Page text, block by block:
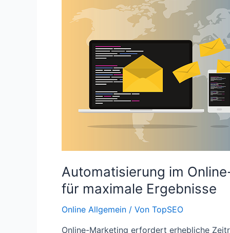
Schlüssel
zum
Automatisierung im
für maximale Ergebnisse
Online Allgemein / Von TopSEO
Online-Marketing erfordert erhebliche